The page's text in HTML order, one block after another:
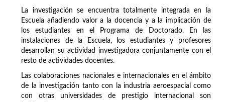
La investigación se encuentra totalmente integrada en la
Escuela añadiendo valor a la docencia y a la implicación de
los estudiantes en el Programa de Doctorado. En las
instalaciones de la Escuela, los estudiantes y profesores
desarrollan su actividad investigadora conjuntamente con el
resto de actividades docentes.
Las colaboraciones nacionales e internacionales en el ámbito
de la investigación tanto con la industria aeroespacial como
con otras universidades de prestigio internacional son